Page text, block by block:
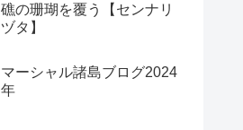
礁の珊瑚を覆う【センナリ
ヅタ】
マーシャル諸島ブログ2024
年